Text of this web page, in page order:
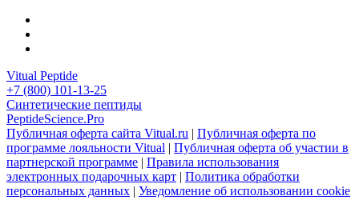
Vitual Peptide
+7 (800) 101-13-25
Синтетические пептиды
PeptideScience.Pro
Публичная оферта сайта Vitual.ru | Публичная оферта по
программе лояльности Vitual | Публичная оферта об участии в
партнерской программе | Правила использования
электронных подарочных карт | Политика обработки
персональных данных | Уведомление об использовании cookie